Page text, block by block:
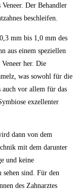
Der Behandler
beschleifen.
mm bis 1,0 mm des
aus einem speziellen
her. Die
was sowohl für die
vor allem für das
exzellenter
dann von dem
mit dem darunter
und keine
sehen sind. Für den
des Zahnarztes